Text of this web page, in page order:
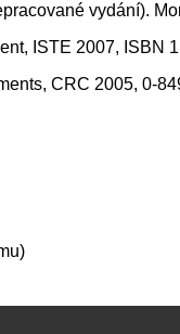
vydání).
ISTE 2007, ISBN
CRC 2005, 0-